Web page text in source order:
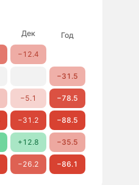
Дек Год
−12.4
−31.5
−5.1 −78.5
−31.2 −88.5
+12.8 −35.5
−26.2 −86.1